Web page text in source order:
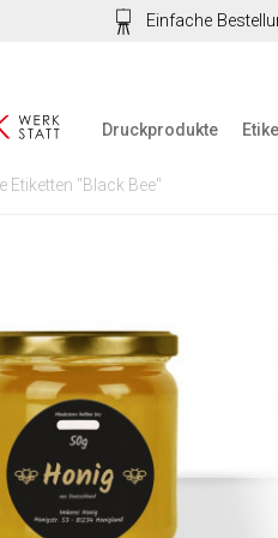
Einfache
Druckprodukte
Etiketten "Black Bee"